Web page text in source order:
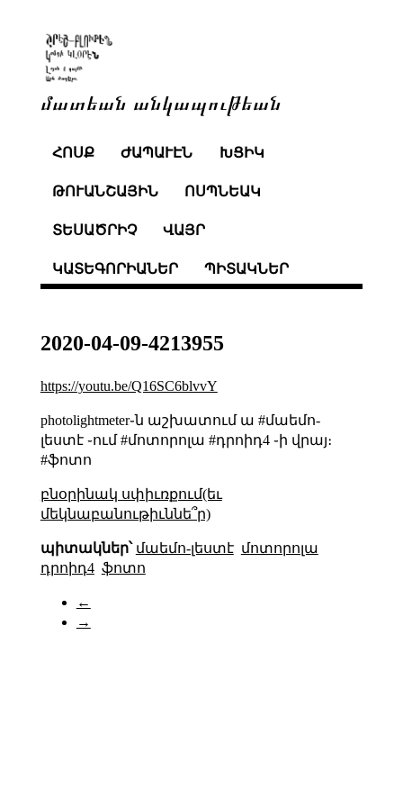
մատեան անկապութեան
ՀՈՍՔ ԺԱՊԱՒԷՆ ԽՑԻԿ
ԹՈՒԱՆՇԱՅԻՆ ՈՍՊՆԵԱԿ
ՏԵՍԱԾՐԻՉ ՎԱՅՐ
ԿԱՏԵԳՈՐԻԱՆԵՐ ՊԻՏԱԿՆԵՐ
2020-04-09-4213955
https://youtu.be/Q16SC6blvvY
photolightmeter֊ն աշխատում ա #մաեմո-
լեստէ ֊ում #մոտորոլա #դրոիդ4 ֊ի վրայ։
#ֆոտո
բնօրինակ սփիւռքում(եւ
մեկնաբանութիւննե՞ր)
պիտակներ՝ մաեմո-լեստէ մոտորոլա
դրոիդ4 ֆոտո
←
→